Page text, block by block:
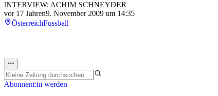
INTERVIEW: ACHIM SCHNEYDER
vor 17 Jahren9. November 2009 um 14:35
ÖsterreichFussball
Abonnent:in werden